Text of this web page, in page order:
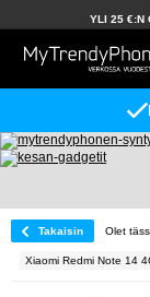
YLI 25 €:N
Takaisin Olet
Xiaomi Redmi Note 14